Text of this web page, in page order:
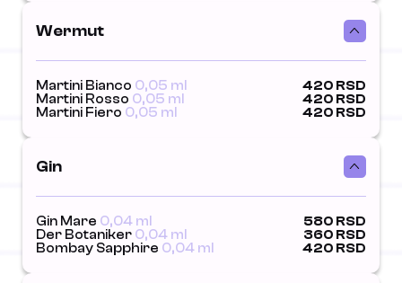
Wermut
Martini Bianco 0,05 ml
420 RSD
Martini Rosso 0,05 ml
420 RSD
Martini Fiero 0,05 ml 420 RSD
Gin
Gin Mare 0,04 ml
580 RSD
Der Botaniker 0,04 ml
360 RSD
Bombay Sapphire 0,04 ml 420 RSD